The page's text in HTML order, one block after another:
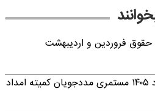
حقوق فروردین و اردیبهشت
خبر فوری؛ برنامه واریزی مرداد ۱۴۰۵ مستمری مددجویان کمیته امداد